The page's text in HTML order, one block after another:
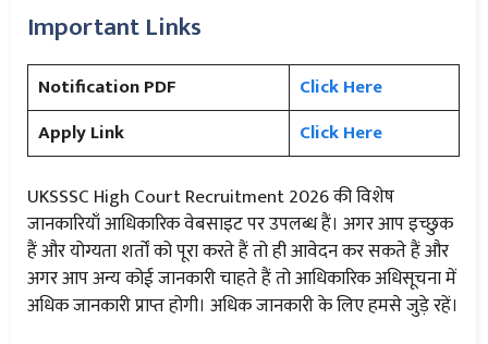
Important Links
Notification PDF
Click Here
Apply Link
Click Here
UKSSSC High Court Recruitment 2026 की विशेष
जानकारियाँ आधिकारिक वेबसाइट पर उपलब्ध हैं। अगर आप इच्छुक
हैं और योग्यता शर्तों को पूरा करते हैं तो ही आवेदन कर सकते हैं और
अगर आप अन्य कोई जानकारी चाहते हैं तो आधिकारिक अधिसूचना में
अधिक जानकारी प्राप्त होगी। अधिक जानकारी के लिए हमसे जुड़े रहें।